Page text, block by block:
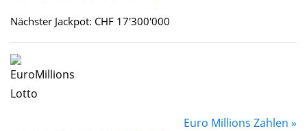
Nächster Jackpot: CHF 17'300'000
Euro Millions Zahlen »